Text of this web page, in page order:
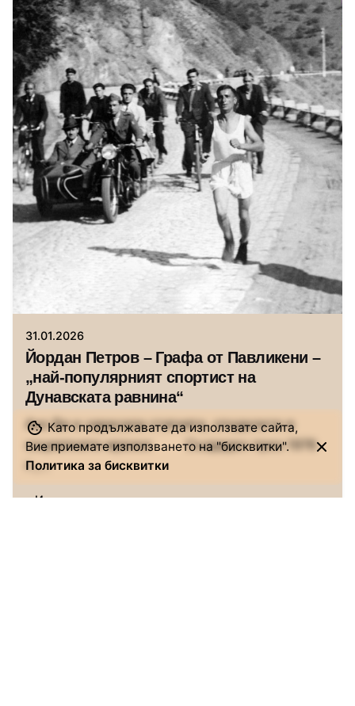
Исторически музей Павликени
31.01.2026
Йордан Петров – Графа от Павликени –
„най-популярният спортист на
Дунавската равнина“
Ако Ви е харесала статията, споделете в
социалните мрежи: Създаден през 1978
г.,...
Истории
Като продължавате да използвате сайта,
Вие приемате използването на "бисквитки".
Политика за бисквитки